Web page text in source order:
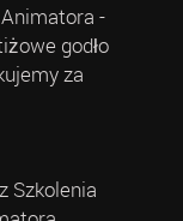
-
godło
za
Szkolenia